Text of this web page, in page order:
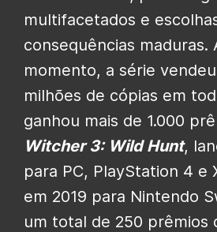
multifacetados e
consequências maduras.
momento, a série
milhões de cópias em
ganhou mais de 1.000
Witcher 3: Wild Hunt,
para PC, PlayStation 4 e
em 2019 para Nintendo
um total de 250 prêmios